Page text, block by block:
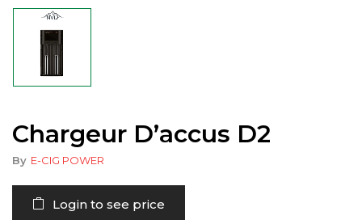
Chargeur D’accus D2
By E-CIG POWER
Login to see price